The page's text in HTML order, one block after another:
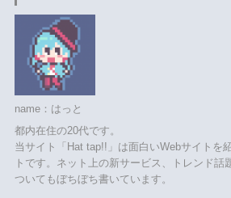
name：はっと
都内在住の20代です。
当サイト「Hat tap!!」は面白いWebサイトを
トです。ネット上の新サービス、トレンド話
ついてもぼちぼち書いています。